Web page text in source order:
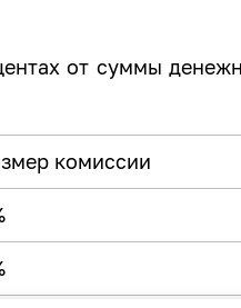
от суммы
комиссии